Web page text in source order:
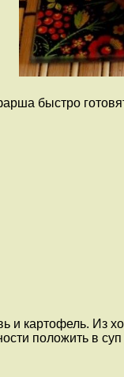
быстро
и картофель. Из
положить в